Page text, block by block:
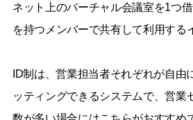
ネット上のバーチャル会議室を1つ
を持つメンバーで共有して利用する
ID制は、営業担当者それぞれが自由
ッティングできるシステムで、営業